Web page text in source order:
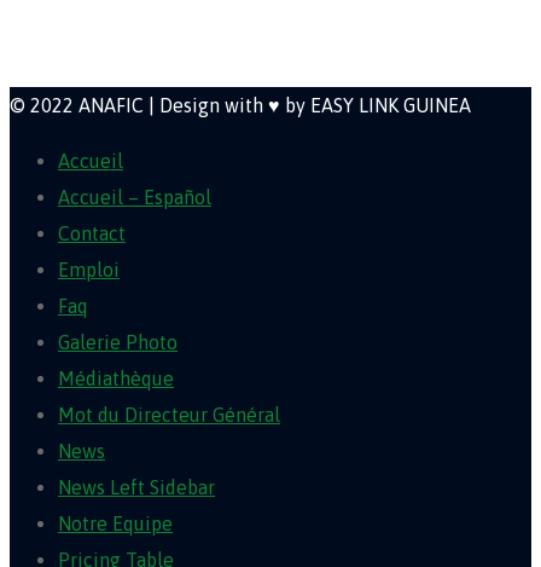
© 2022 ANAFIC | Design with ♥ by EASY LINK GUINEA
Accueil
Accueil – Español
Contact
Emploi
Faq
Galerie Photo
Médiathèque
Mot du Directeur Général
News
News Left Sidebar
Notre Equipe
Pricing Table